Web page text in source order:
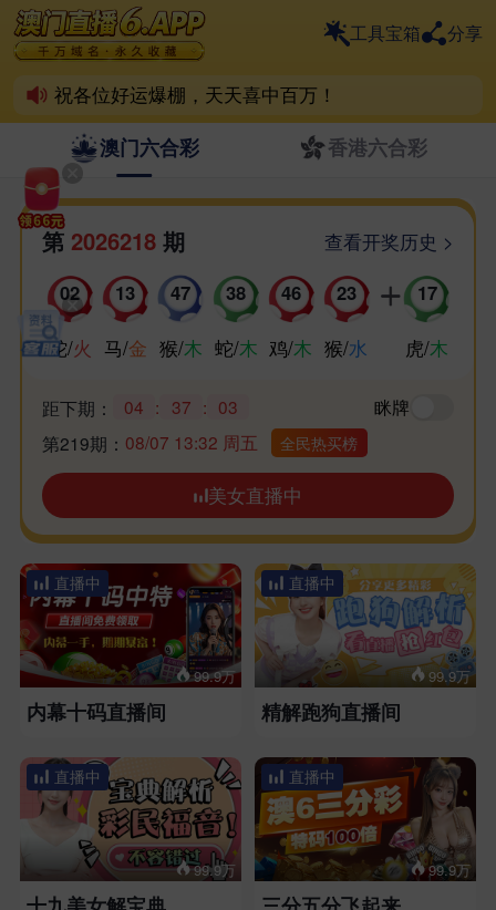
工具宝箱 分享
6.App离不开彩民支持！
喜欢6.App的家人，动动小手帮分享！
祝各位好运爆棚，天天喜中百万！
澳门六合彩 香港六合彩
第 2026218 期
查看开奖历史 >
02
蛇/火
13
马/金
47
猴/木
38
蛇/木
46
鸡/木
23
猴/水
17
虎/木
距下期： 04 : 37 : 03
眯牌
第219期： 08/07 13:32 周五 全民热买榜
美女直播中
直播中
99.9万
内幕十码直播间
直播中
99.9万
精解跑狗直播间
直播中
99.9万
直播中
99.9万